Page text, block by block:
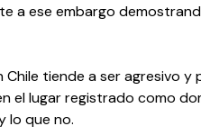
a ese embargo
tiende a ser agresivo
el lugar registrado como
lo que no.